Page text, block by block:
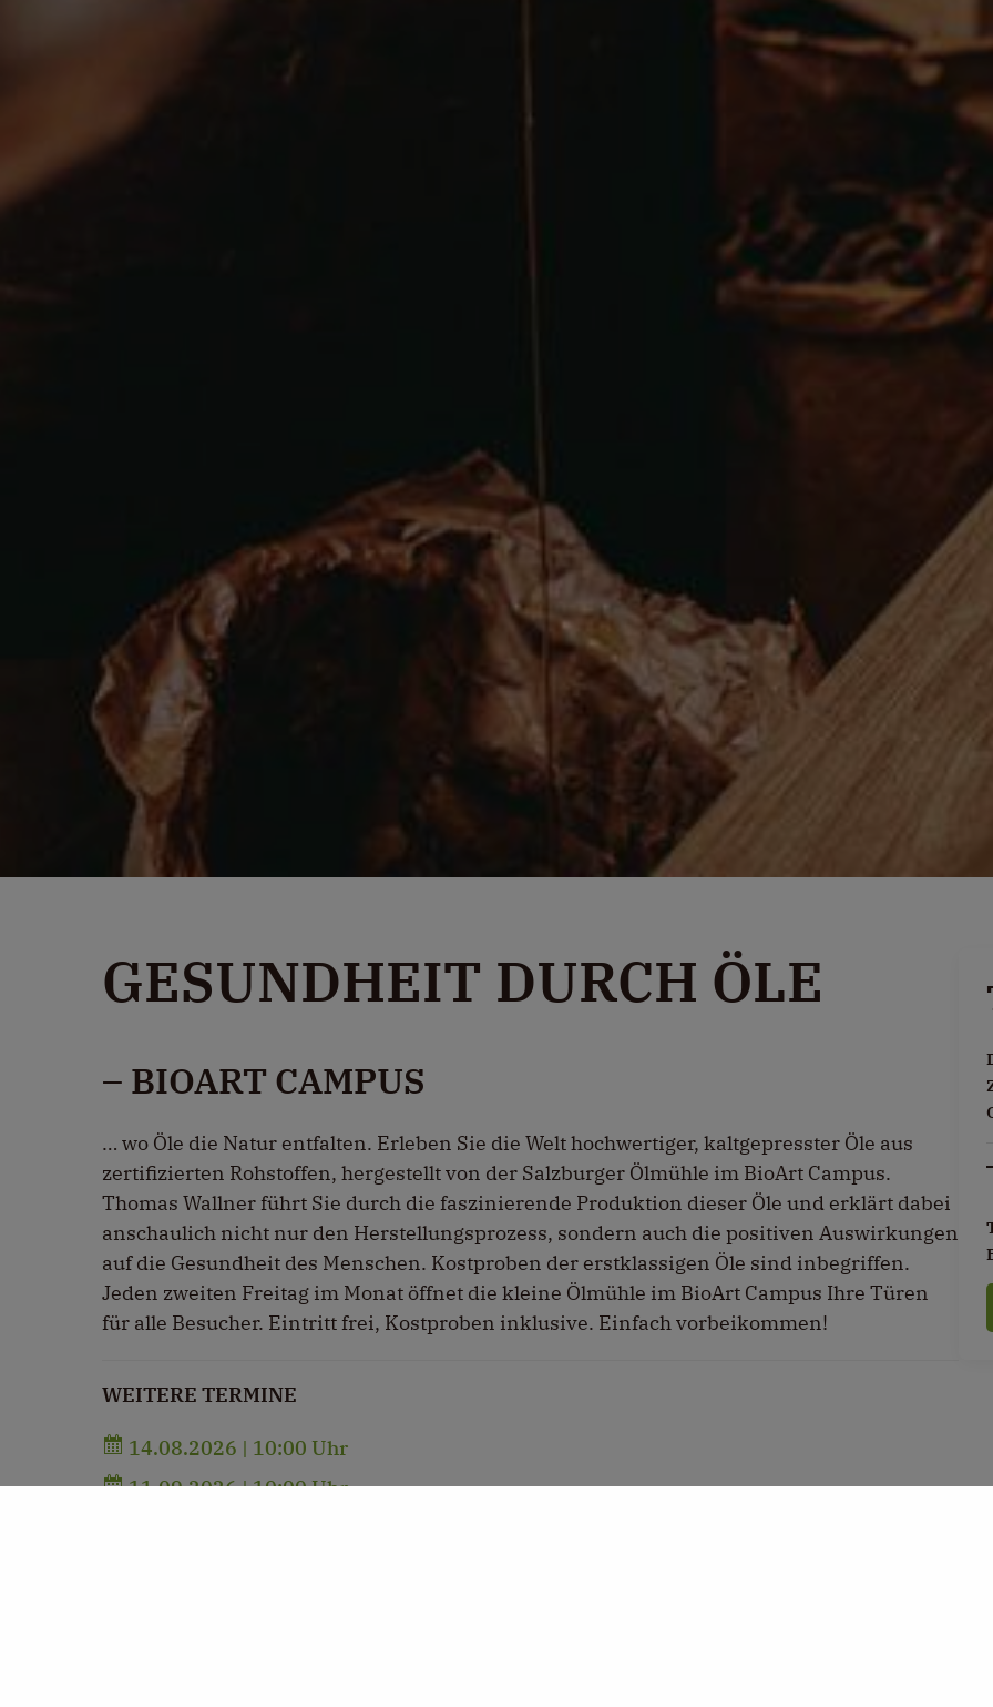
GESUNDHEIT DURCH ÖLE
– BIOART CAMPUS
… wo Öle die Natur entfalten. Erleben Sie die Welt hochwertiger, kaltgepresster Öle aus
zertifizierten Rohstoffen, hergestellt von der Salzburger Ölmühle im BioArt Campus.
Thomas Wallner führt Sie durch die faszinierende Produktion dieser Öle und erklärt dabei
anschaulich nicht nur den Herstellungsprozess, sondern auch die positiven Auswirkungen
auf die Gesundheit des Menschen. Kostproben der erstklassigen Öle sind inbegriffen.
Jeden zweiten Freitag im Monat öffnet die kleine Ölmühle im BioArt Campus Ihre Türen
für alle Besucher. Eintritt frei, Kostproben inklusive. Einfach vorbeikommen!
WEITERE TERMINE
14.08.2026 | 10:00 Uhr
11.09.2026 | 10:00 Uhr
Wenn Cookies von externen Medien akzeptiert werden, bedarf